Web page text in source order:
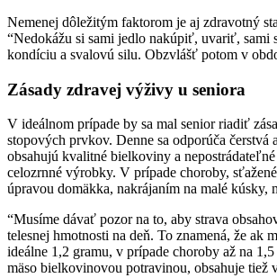
Nemenej dôležitým faktorom je aj zdravotný
“Nedokážu si sami jedlo nakúpiť, uvariť, sami
kondíciu a svalovú silu. Obzvlášť potom v
Zásady zdravej výživy u seniora
V ideálnom prípade by sa mal senior riadiť
stopových prvkov. Denne sa odporúča
obsahujú kvalitné bielkoviny a
celozrnné výrobky. V prípade choroby,
úpravou domäkka, nakrájaním na malé kúsky,
“Musíme dávať pozor na to, aby strava
telesnej hmotnosti na deň. To znamená, že ak
ideálne 1,2 gramu, v prípade choroby až na
mäso bielkovinovou potravinou, obsahuje